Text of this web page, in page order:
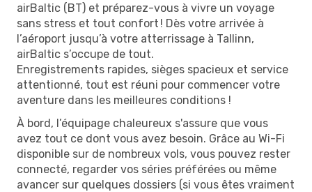
airBaltic (BT) et préparez-vous à vivre un voyage
sans stress et tout confort ! Dès votre arrivée à
l’aéroport jusqu’à votre atterrissage à Tallinn,
airBaltic s’occupe de tout.
Enregistrements rapides, sièges spacieux et service
attentionné, tout est réuni pour commencer votre
aventure dans les meilleures conditions !
À bord, l’équipage chaleureux s'assure que vous
avez tout ce dont vous avez besoin. Grâce au Wi-Fi
disponible sur de nombreux vols, vous pouvez rester
connecté, regarder vos séries préférées ou même
avancer sur quelques dossiers (si vous êtes vraiment